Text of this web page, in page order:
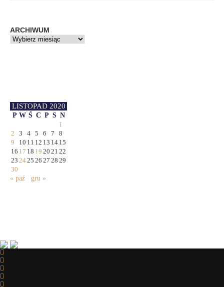
ARCHIWUM
LISTOPAD 2020
P W Ś C P S N
1
2
3 4 5 6 7
8
9
10 11 12 13 14 15
16 17 18 19 20 21 22
23 2425 26 27 28 29
30
« paź
gru »